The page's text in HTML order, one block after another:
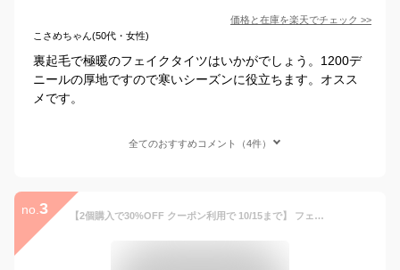
価格と在庫を楽天でチェック >>
こさめちゃん(50代・女性)
裏起毛で極暖のフェイクタイツはいかがでしょう。1200デ
ニールの厚地ですので寒いシーズンに役立ちます。オスス
メです。
全てのおすすめコメント（4件）
no. 3 【2個購入で30%OFF クーポン利用で 10/15まで】 フェイクタイツ 裏起毛 タイツ 二重タイツ 厚手 暖かい レギンス レディース 二重構造 フェイクタイツ ベージュ ナチュラル 色白 自然 透け 美脚 着圧タイツ 防寒 肌色 ストレッチ 温か ストッキング ストッキング風